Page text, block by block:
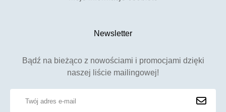
Newsletter
Bądź na bieżąco z nowościami i promocjami dzięki
naszej liście mailingowej!